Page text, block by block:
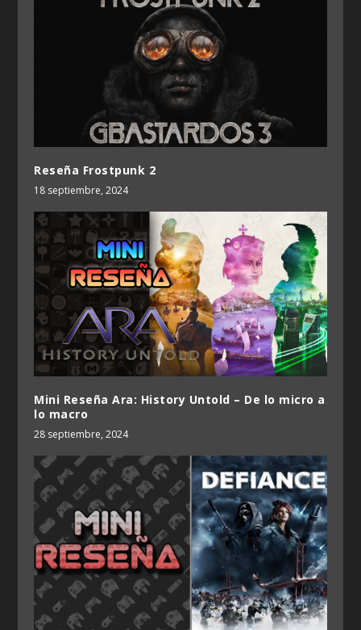
Reseña Frostpunk 2
18 septiembre, 2024
Mini Reseña Ara: History Untold – De lo micro a
lo macro
28 septiembre, 2024